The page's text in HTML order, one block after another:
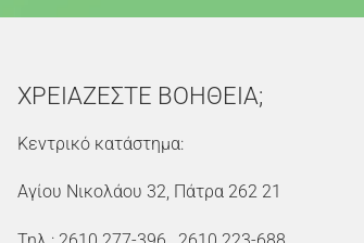
ΧΡΕΙΑΖΕΣΤΕ ΒΟΗΘΕΙΑ;
Κεντρικό κατάστημα:
Αγίου Νικολάου 32, Πάτρα 262 21